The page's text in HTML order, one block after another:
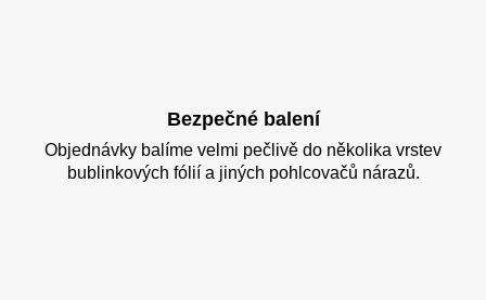
Bezpečné balení
Objednávky balíme velmi pečlivě do několika vrstev
bublinkových fólií a jiných pohlcovačů nárazů.